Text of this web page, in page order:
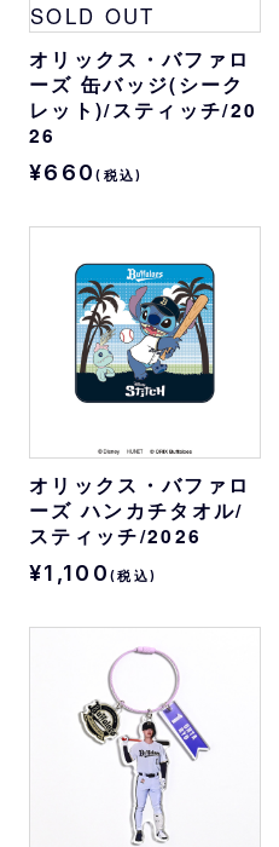
SOLD OUT
オリックス・バファロ
ーズ 缶バッジ(シーク
レット)/スティッチ/20
26
¥660(税込)
オリックス・バファロ
ーズ ハンカチタオル/
スティッチ/2026
¥1,100 (税込)